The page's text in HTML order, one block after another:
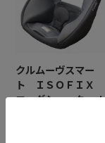
クルムーヴスマー
ト ＩＳＯＦＩＸ
エッグショック Ｊ